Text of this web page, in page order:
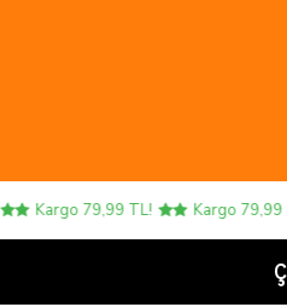
Kargo 79,99 TL! Kargo 79,99 TL!